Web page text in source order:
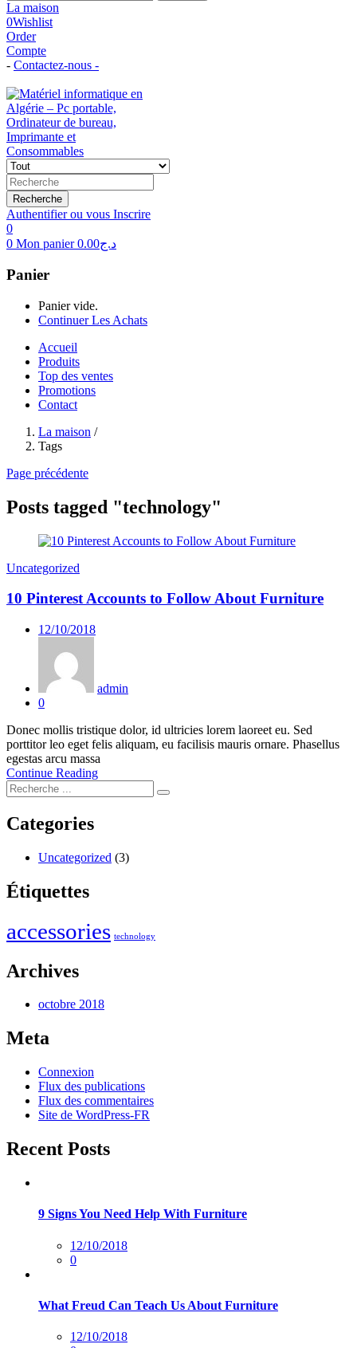
La maison
0Wishlist
Order
Compte
- Contactez-nous -
Recherche
Authentifier ou vous Inscrire
0
0 Mon panier د.ج0.00
Panier
Panier vide.
Continuer Les Achats
Accueil
Produits
Top des ventes
Promotions
Contact
La maison /
Tags
Page précédente
Posts tagged "technology"
Uncategorized
10 Pinterest Accounts to Follow About Furniture
Posted
12/10/2018
admin
0
Donec mollis tristique dolor, id ultricies lorem laoreet eu. Sed
porttitor leo eget felis aliquam, eu facilisis mauris ornare. Phasellus
egestas arcu massa
Continue Reading
Categories
Uncategorized (3)
Étiquettes
accessories technology
Archives
octobre 2018
Meta
Connexion
Flux des publications
Flux des commentaires
Site de WordPress-FR
Recent Posts
9 Signs You Need Help With Furniture
Posted
sur
12/10/2018
0
What Freud Can Teach Us About Furniture
Posted
12/10/2018